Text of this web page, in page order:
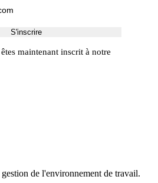
S'inscrire
maintenant inscrit à notre
de l'environnement de travail.